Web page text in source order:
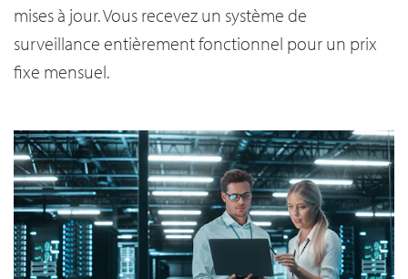
mises à jour. Vous recevez un système de
surveillance entièrement fonctionnel pour un prix
fixe mensuel.